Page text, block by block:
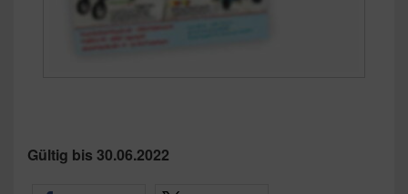
Gültig bis 30.06.2022